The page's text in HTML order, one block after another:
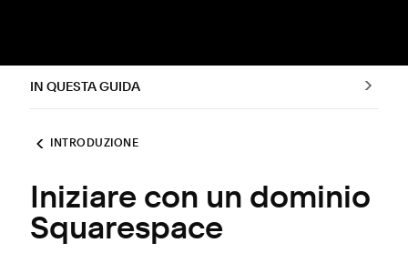
IN QUESTA GUIDA
INTRODUZIONE
Iniziare con un dominio
Squarespace